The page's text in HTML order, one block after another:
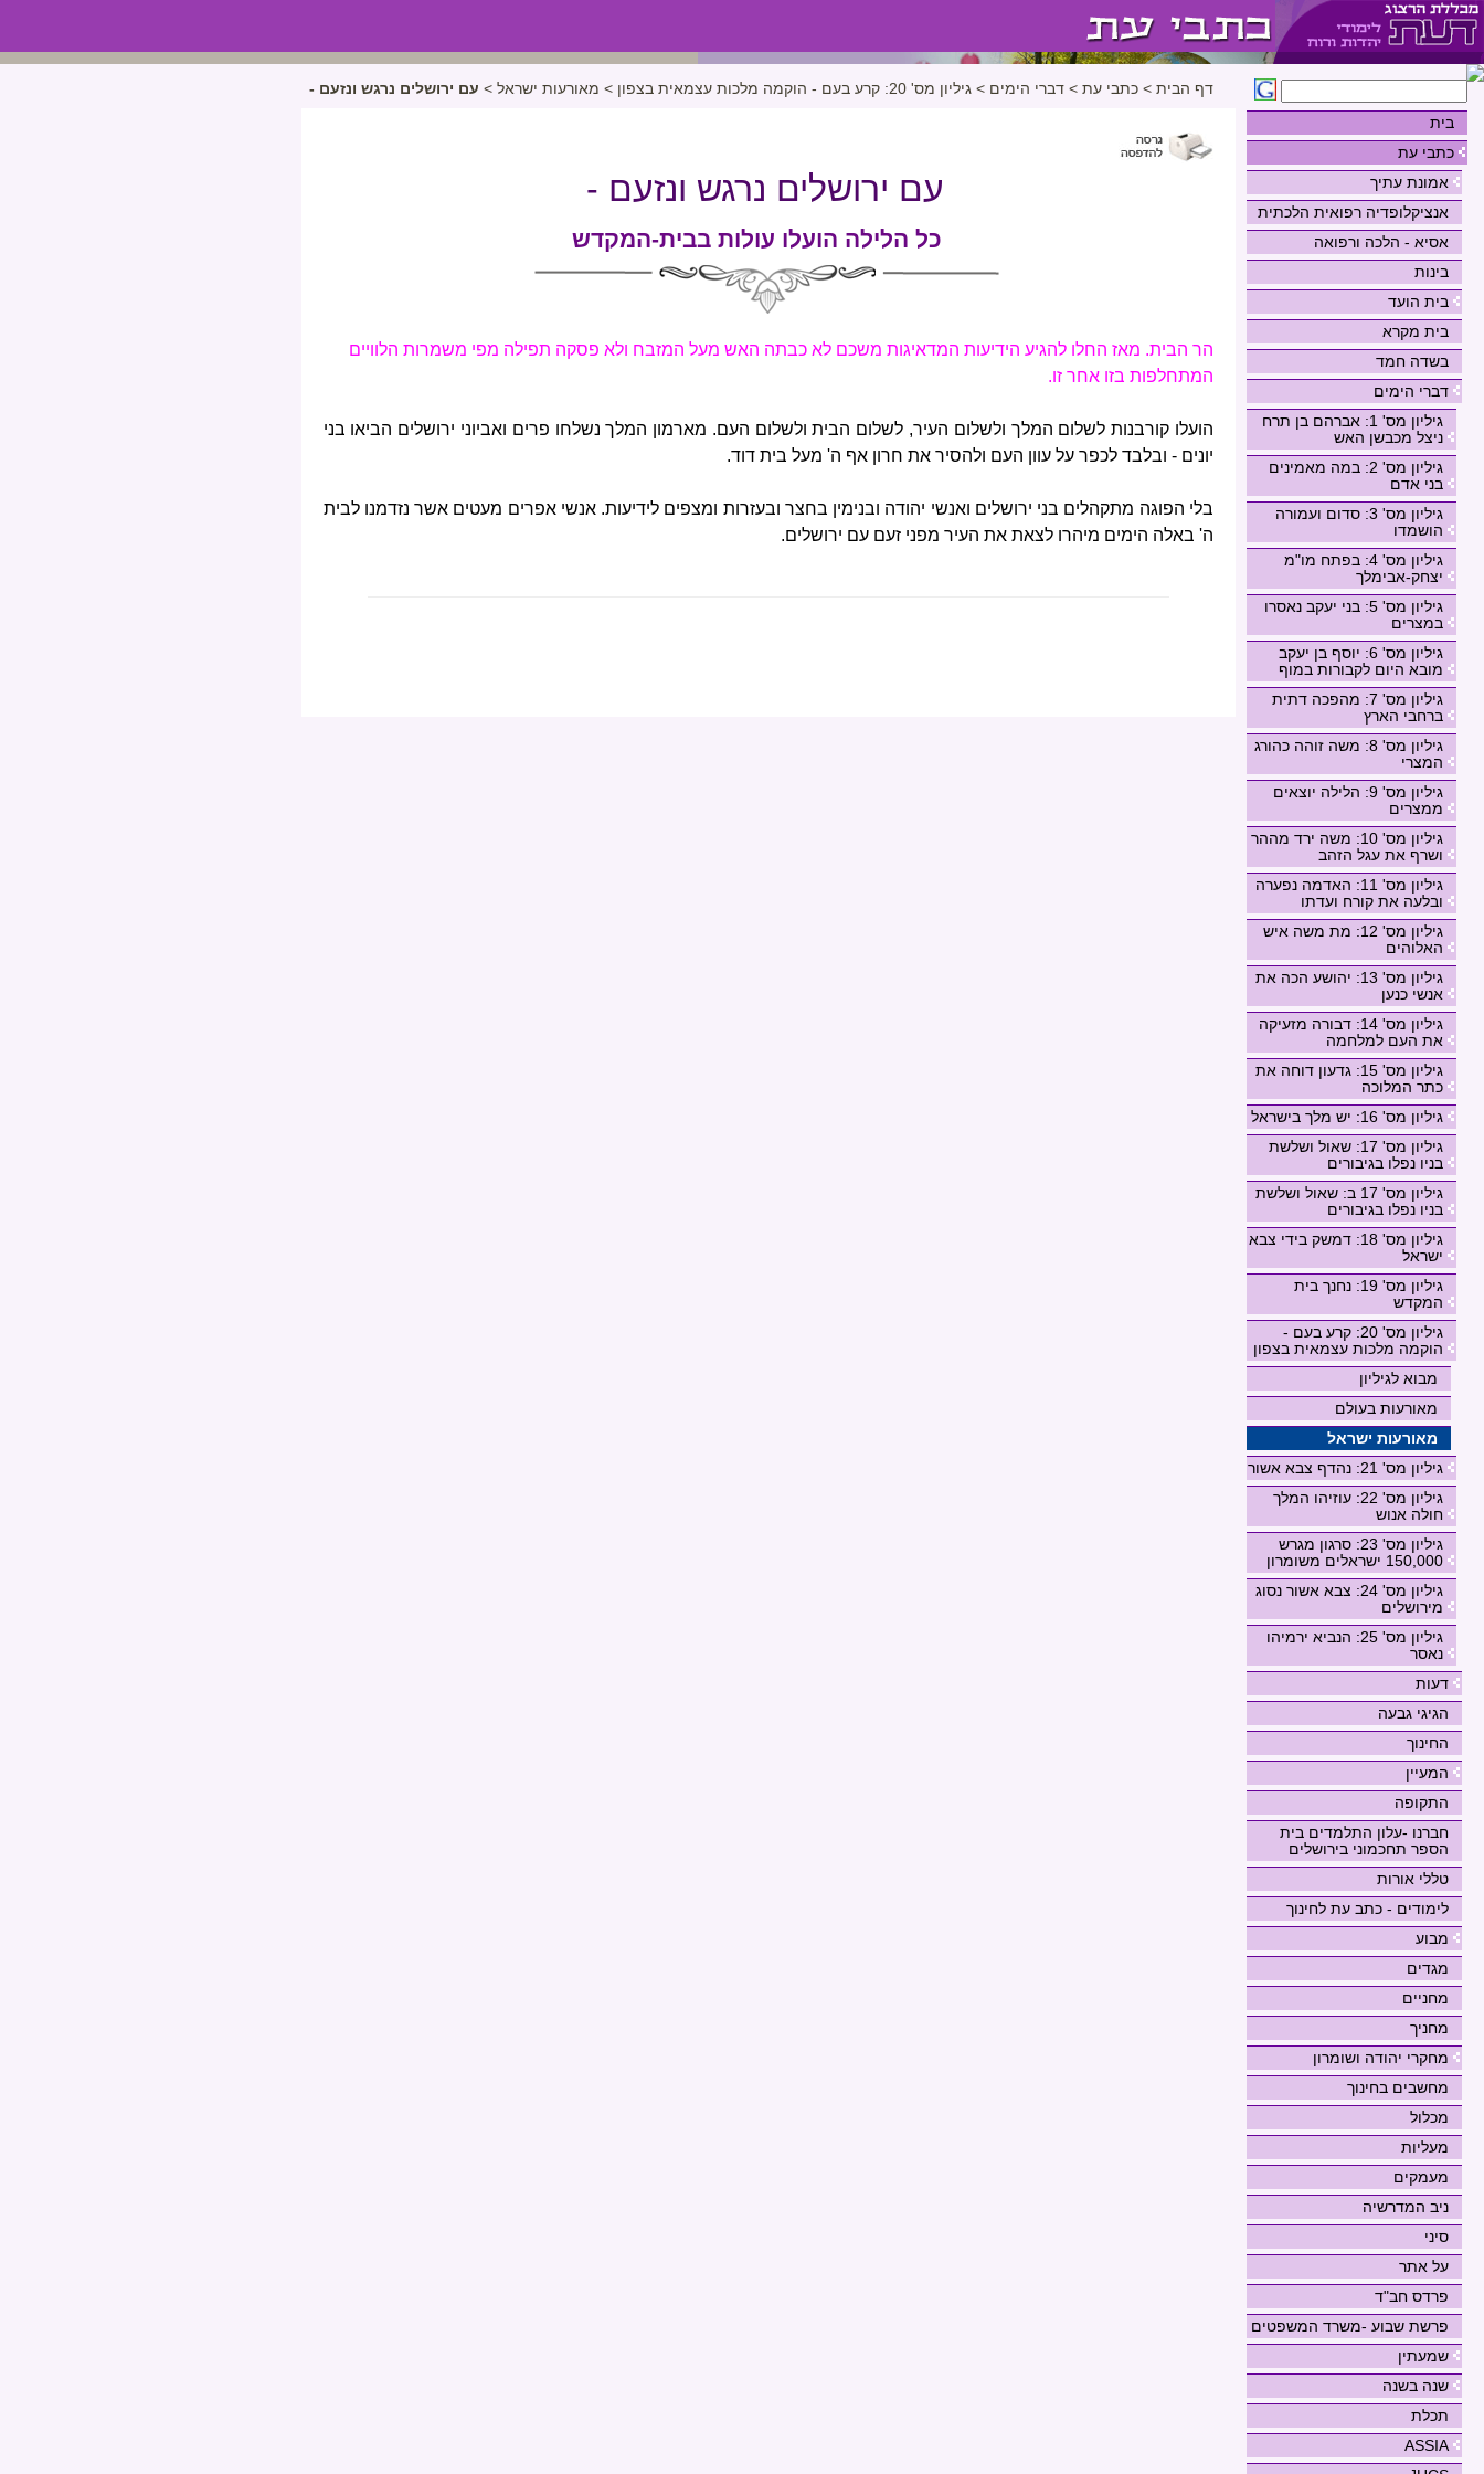
בית
כתבי עת
אמונת עתיך
אנציקלופדיה רפואית הלכתית
אסיא - הלכה ורפואה
בינות
בית הועד
בית מקרא
בשדה חמד
דברי הימים
גיליון מס' 1: אברהם בן תרח
ניצל מכבשן האש
גיליון מס' 2: במה מאמינים
בני אדם
גיליון מס' 3: סדום ועמורה
הושמדו
גיליון מס' 4: בפתח מו"מ
יצחק-אבימלך
גיליון מס' 5: בני יעקב נאסרו
במצרים
גיליון מס' 6: יוסף בן יעקב
מובא היום לקבורות במוף
גיליון מס' 7: מהפכה דתית
ברחבי הארץ
גיליון מס' 8: משה זוהה כהורג
המצרי
גיליון מס' 9: הלילה יוצאים
ממצרים
גיליון מס' 10: משה ירד מההר
ושרף את עגל הזהב
גיליון מס' 11: האדמה נפערה
ובלעה את קורח ועדתו
גיליון מס' 12: מת משה איש
האלוהים
גיליון מס' 13: יהושע הכה את
אנשי כנען
גיליון מס' 14: דבורה מזעיקה
את העם למלחמה
גיליון מס' 15: גדעון דוחה את
כתר המלוכה
גיליון מס' 16: יש מלך בישראל
גיליון מס' 17: שאול ושלשת
בניו נפלו בגיבורים
גיליון מס' 17 ב: שאול ושלשת
בניו נפלו בגיבורים
גיליון מס' 18: דמשק בידי צבא
ישראל
גיליון מס' 19: נחנך בית
המקדש
גיליון מס' 20: קרע בעם -
הוקמה מלכות עצמאית בצפון
מבוא לגיליון
מאורעות בעולם
מאורעות ישראל
גיליון מס' 21: נהדף צבא אשור
גיליון מס' 22: עוזיהו המלך
חולה אנוש
גיליון מס' 23: סרגון מגרש
150,000 ישראלים משומרון
גיליון מס' 24: צבא אשור נסוג
מירושלים
גיליון מס' 25: הנביא ירמיהו
נאסר
דעות
הגיגי גבעה
החינוך
המעיין
התקופה
חברנו -עלון התלמדים בית
הספר תחכמוני בירושלים
טללי אורות
לימודים - כתב עת לחינוך
מבוע
מגדים
מחניים
מחניך
מחקרי יהודה ושומרון
מחשבים בחינוך
מכלול
מעליות
מעמקים
ניב המדרשיה
סיני
על אתר
פרדס חב"ד
פרשת שבוע -משרד המשפטים
שמעתין
שנה בשנה
תכלת
ASSIA
דף הבית > כתבי עת > דברי הימים > גיליון מס' 20: קרע בעם - הוקמה מלכות עצמאית בצפון > מאורעות ישראל > עם ירושלים נרגש ונזעם -
עם ירושלים נרגש ונזעם -
כל הלילה הועלו עולות בבית-המקדש
הר הבית. מאז החלו להגיע הידיעות המדאיגות משכם לא כבתה האש מעל המזבח ולא פסקה תפילה מפי משמרות הלוויים
המתחלפות בזו אחר זו.
הועלו קורבנות לשלום המלך ולשלום העיר, לשלום הבית ולשלום העם. מארמון המלך נשלחו פרים ואביוני ירושלים הביאו בני
יונים - ובלבד לכפר על עוון העם ולהסיר את חרון אף ה' מעל בית דוד.
בלי הפוגה מתקהלים בני ירושלים ואנשי יהודה ובנימין בחצר ובעזרות ומצפים לידיעות. אנשי אפרים מעטים אשר נזדמנו לבית
ה' באלה הימים מיהרו לצאת את העיר מפני זעם עם ירושלים.